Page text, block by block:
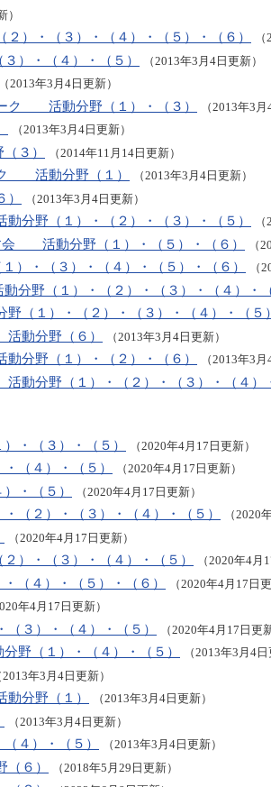
）
）・（３）・（４）・（５）・（６）
）・（４）・（５） （2013年3月4日更新）
（2013年3月4日更新）
ク 活動分野（１）・（３） （2013年3
（2013年3月4日更新）
３） （2014年11月14日更新）
ク 活動分野（１） （2013年3月4日更新）
（2013年3月4日更新）
野（１）・（２）・（３）・（５）
会 活動分野（１）・（５）・（６） （
・（３）・（４）・（５）・（６） （
野（１）・（２）・（３）・（４）・
（１）・（２）・（３）・（４）・（５
動分野（６）
（2013年3月4日更新）
分野（１）・（２）・（６） （2013年3
動分野（１）・（２）・（３）・（４）
・（３）・（５） （2020年4月17日更新）
（４）・（５） （2020年4月17日更新）
・（５） （2020年4月17日更新）
２）・（３）・（４）・（５） （2020
（2020年4月17日更新）
）・（３）・（４）・（５） （2020年4月
４）・（５）・（６） （2020年4月17日
年4月17日更新）
３）・（４）・（５） （2020年4月17日更
（１）・（４）・（５） （2013年3月4
2013年3月4日更新）
分野（１） （2013年3月4日更新）
（2013年3月4日更新）
４）・（５） （2013年3月4日更新）
６） （2018年5月29日更新）